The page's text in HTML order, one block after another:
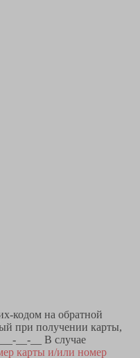
кодом на обратной
при получении карты,
__-__ В случае
карты и/или номер